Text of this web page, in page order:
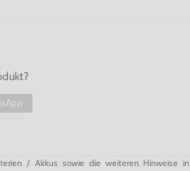
/ Akkus sowie die weiteren Hinweise in